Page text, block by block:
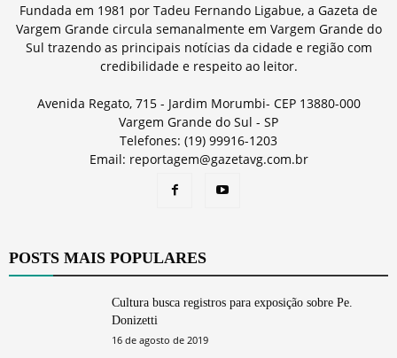
Fundada em 1981 por Tadeu Fernando Ligabue, a Gazeta de
Vargem Grande circula semanalmente em Vargem Grande do
Sul trazendo as principais notícias da cidade e região com
credibilidade e respeito ao leitor.
Avenida Regato, 715 - Jardim Morumbi- CEP 13880-000
Vargem Grande do Sul - SP
Telefones: (19) 99916-1203
Email: reportagem@gazetavg.com.br
POSTS MAIS POPULARES
Cultura busca registros para exposição sobre Pe.
Donizetti
16 de agosto de 2019